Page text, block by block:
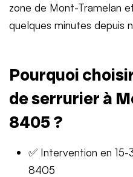
zone de Mont-Tramelan
quelques minutes depuis
Pourquoi
de serrurier à
8405 ?
✅ Intervention en
8405